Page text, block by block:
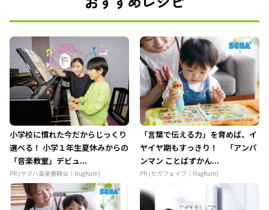
小学校に慣れた今だからじっくり
選べる！ 小学１年生夏休みからの
「音楽教室」デビュ...
PR (ヤマハ音楽振興会｜HugKum)
「言葉で伝える力」を育めば、イ
ヤイヤ期もすっきり！ 「アンパ
ンマン ことばずかん...
PR (セガフェイブ｜HugKum)